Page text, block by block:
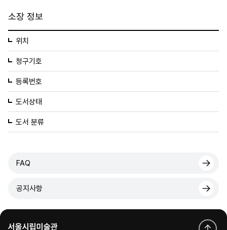
소장 정보
위치
청구기호
등록번호
도서상태
도서 분류
FAQ
공지사항